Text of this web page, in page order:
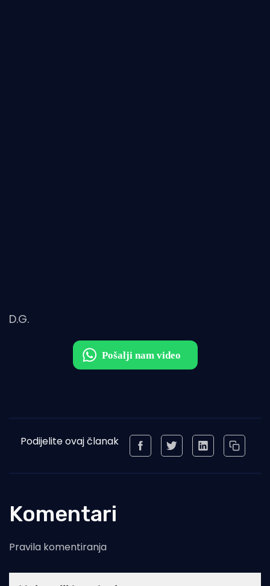
D.G.
Podijelite ovaj članak
Komentari
Pravila komentiranja